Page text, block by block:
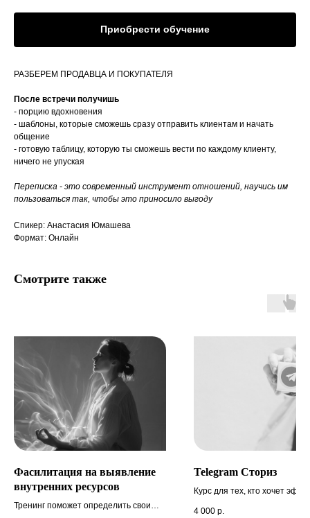
Приобрести обучение
РАЗБЕРЕМ ПРОДАВЦА И ПОКУПАТЕЛЯ
После встречи получишь
- порцию вдохновения
- шаблоны, которые сможешь сразу отправить клиентам и начать
общение
- готовую таблицу, которую ты сможешь вести по каждому клиенту,
ничего не упуская
Переписка - это современный инструмент отношений, научись им
пользоваться так, чтобы это приносило выгоду
Спикер: Анастасия Юмашева
Формат: Онлайн
Смотрите также
Фасилитация на выявление
внутренних ресурсов
Тренинг поможет определить свои
Telegram Сториз
Курс для тех, кто хочет
привлечения аудитории из
4 000 р.